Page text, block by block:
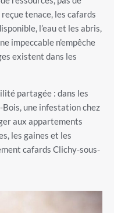
tenace, les cafards
l’eau et les abris,
impeccable n’empêche
existent dans les
partagée : dans les
une infestation chez
aux appartements
les gaines et les
cafards Clichy-sous-